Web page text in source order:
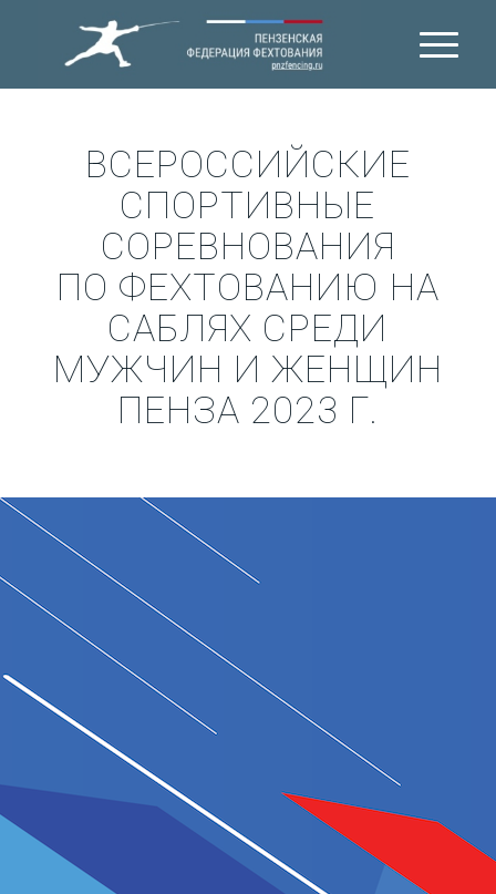
ВСЕРОССИЙСКИЕ
СПОРТИВНЫЕ
СОРЕВНОВАНИЯ
ПО ФЕХТОВАНИЮ НА
САБЛЯХ СРЕДИ
МУЖЧИН И ЖЕНЩИН
ПЕНЗА 2023 Г.